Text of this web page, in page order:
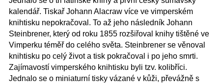
kalendář. Tiskař Johann Alacraw více ve vimperském
knihtisku nepokračoval. To až jeho následník Johann
Steinbrener, který od roku 1855 rozšiřoval knihy tištěné ve
Vimperku téměř do celého světa. Steinbrener se věnoval
knihtisku po celý život a tisk pokračoval i po jeho smrti.
Zajímavostí vimperského knihtisku byli tzv. kolibříci.
Jednalo se o miniaturní tisky vázané v kůži, převážně s